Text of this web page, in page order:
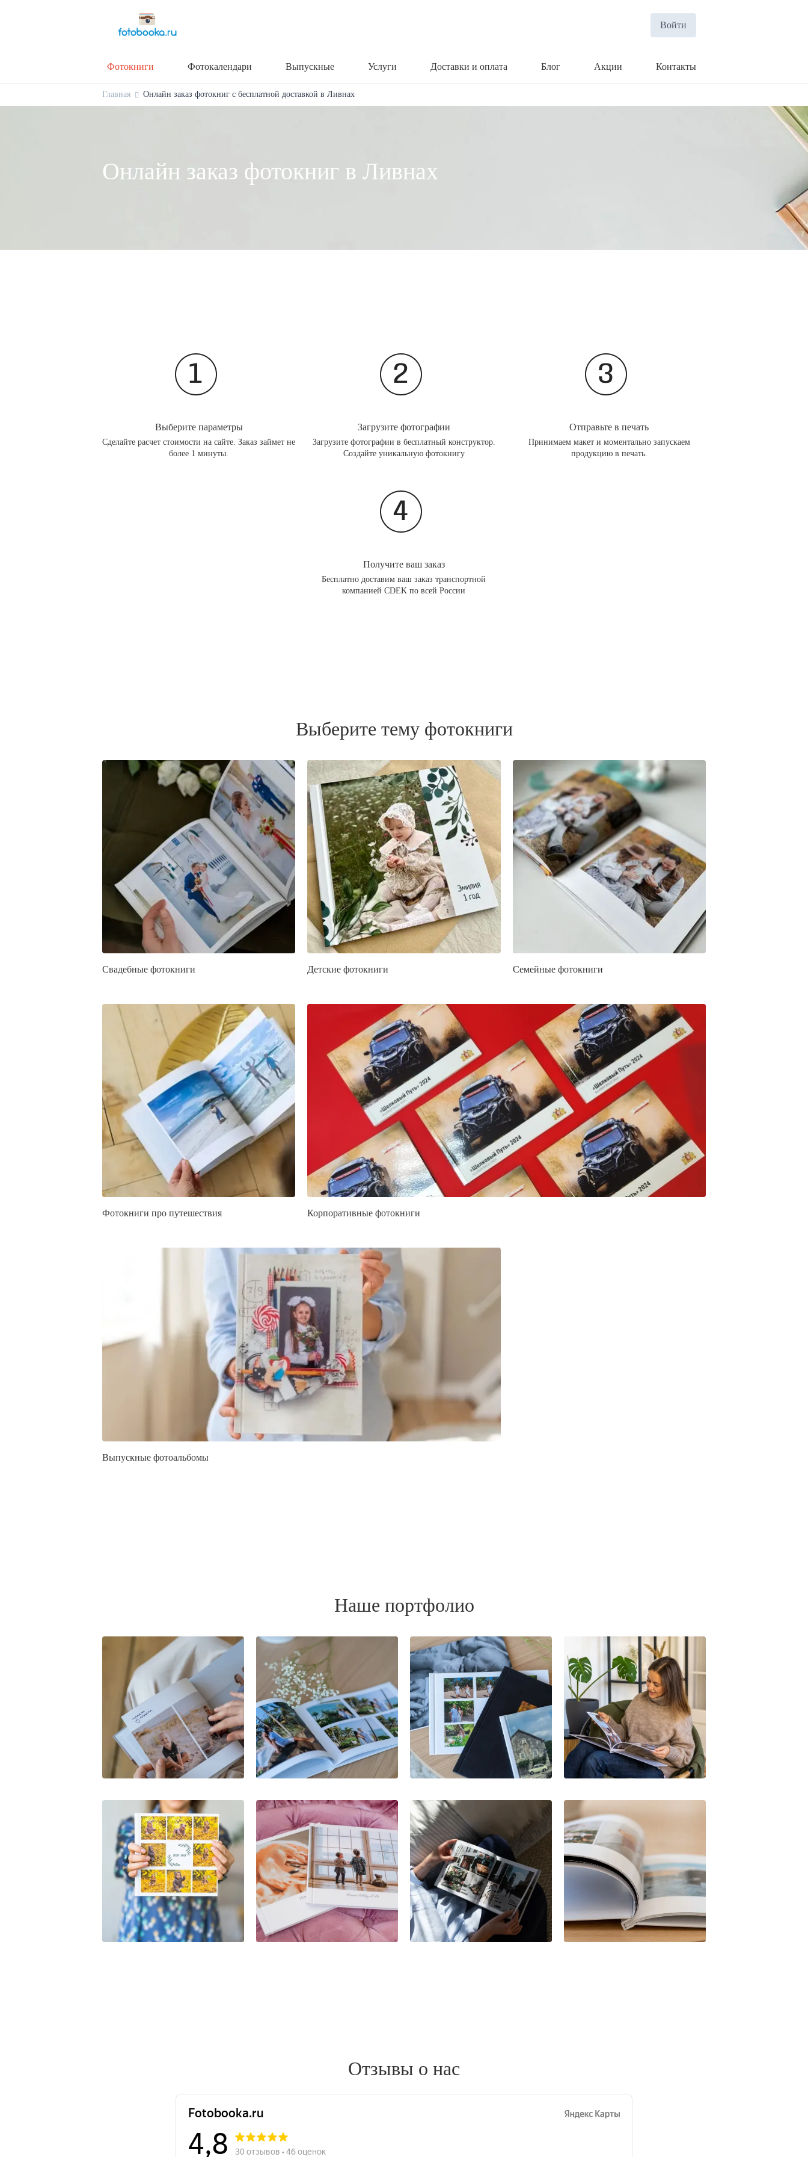
Войти
Фотокниги Фотокалендари Выпускные Услуги Доставки и оплата Блог Акции Контакты
Главная Онлайн заказ фотокниг с бесплатной доставкой в Ливнах
Онлайн заказ фотокниг в Ливнах
Выберите параметры
Сделайте расчет стоимости на сайте. Заказ займет не
более 1 минуты.
Загрузите фотографии
Загрузите фотографии в бесплатный конструктор.
Создайте уникальную фотокнигу
Отправьте в печать
Принимаем макет и моментально запускаем
продукцию в печать.
Получите ваш заказ
Бесплатно доставим ваш заказ транспортной
компанией CDEK по всей России
Выберите тему фотокниги
Свадебные фотокниги Детские фотокниги Семейные фотокниги
Фотокниги про путешествия Корпоративные фотокниги
Выпускные фотоальбомы
Наше портфолио
Отзывы о нас